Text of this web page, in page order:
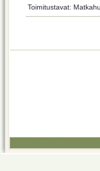
Toimitustavat: